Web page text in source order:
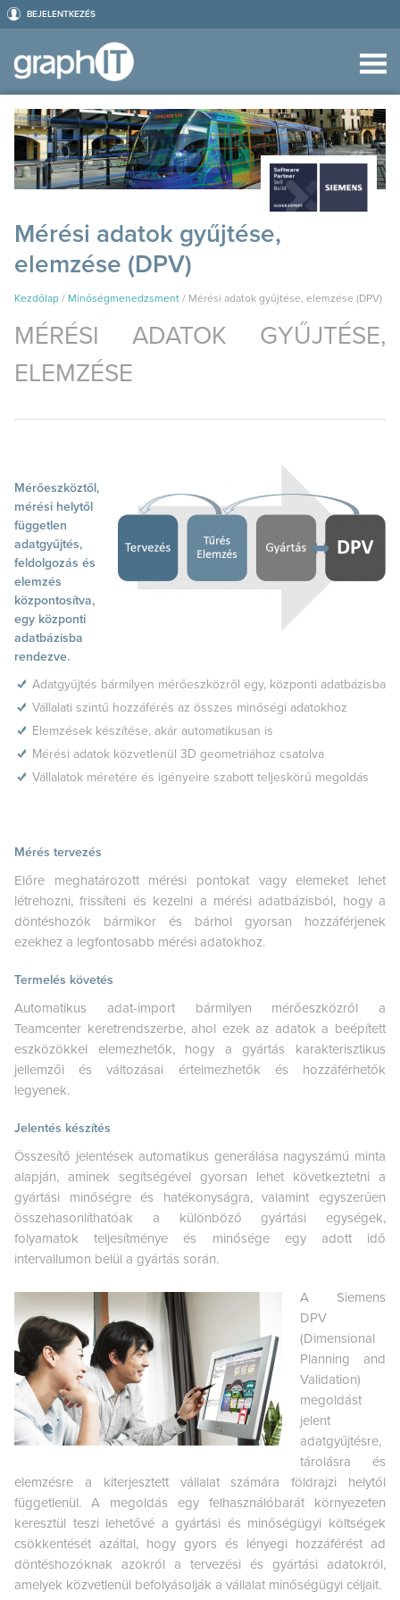
BEJELENTKEZÉS
Mérési adatok gyűjtése,
elemzése (DPV)
Kezdőlap / Minőségmenedzsment / Mérési adatok gyűjtése, elemzése (DPV)
MÉRÉSI ADATOK GYŰJTÉSE,
ELEMZÉSE
Mérőeszköztől,
mérési helytől
független
adatgyűjtés,
feldolgozás és
elemzés
központosítva,
egy központi
adatbázisba
rendezve.
Adatgyűjtés bármilyen mérőeszközről egy, központi adatbázisba
Vállalati szintű hozzáférés az összes minőségi adatokhoz
Elemzések készítése, akár automatikusan is
Mérési adatok közvetlenül 3D geometriához csatolva
Vállalatok méretére és igényeire szabott teljeskörű megoldás
Mérés tervezés
Előre meghatározott mérési pontokat vagy elemeket lehet
létrehozni, frissíteni és kezelni a mérési adatbázisból, hogy a
döntéshozók bármikor és bárhol gyorsan hozzáférjenek
ezekhez a legfontosabb mérési adatokhoz.
Termelés követés
Automatikus adat-import bármilyen mérőeszközről a
Teamcenter keretrendszerbe, ahol ezek az adatok a beépített
eszközökkel elemezhetők, hogy a gyártás karakterisztikus
jellemzői és változásai értelmezhetők és hozzáférhetők
legyenek.
Jelentés készítés
Összesítő jelentések automatikus generálása nagyszámú minta
alapján, aminek segítségével gyorsan lehet következtetni a
gyártási minőségre és hatékonyságra, valamint egyszerűen
összehasonlíthatóak a különböző gyártási egységek,
folyamatok teljesítménye és minősége egy adott idő
intervallumon belül a gyártás során.
A Siemens
DPV
(Dimensional
Planning and
Validation)
megoldást
jelent
adatgyűjtésre,
tárolásra és
elemzésre a kiterjesztett vállalat számára földrajzi helytől
függetlenül. A megoldás egy felhasználóbarát környezeten
keresztül teszi lehetővé a gyártási és minőségügyi költségek
csökkentését azáltal, hogy gyors és lényegi hozzáférést ad
döntéshozóknak azokról a tervezési és gyártási adatokról,
amelyek közvetlenül befolyásolják a vállalat minőségügyi céljait.